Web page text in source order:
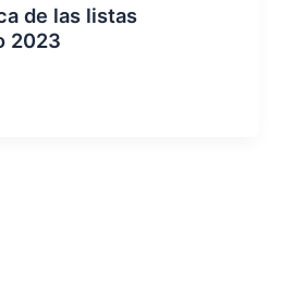
de las listas
2023